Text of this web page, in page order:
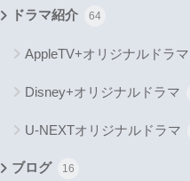
ドラマ紹介 64
AppleTV+オリジナルドラマ
Disney+オリジナルドラマ
U-NEXTオリジナルドラマ
ブログ 16